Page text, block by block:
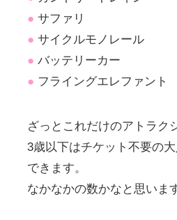
● サファリ
● サイクルモノレール
● バッテリーカー
● フライングエレファント
ざっとこれだけのアトラク
3歳以下はチケット不要の
できます。
なかなかの数かなと思いま